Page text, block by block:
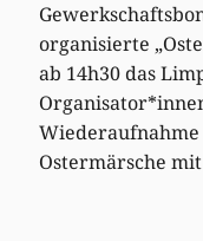
organisierte
ab 14h30 das
Ostermärsche